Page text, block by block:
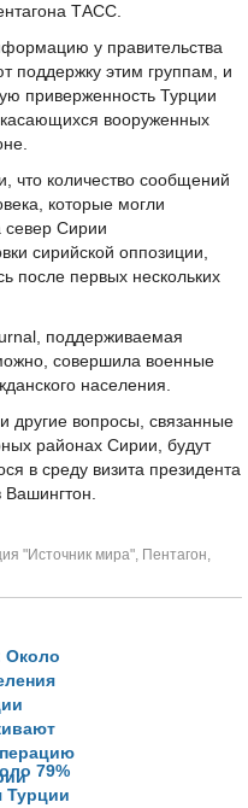
ТАСС.
у правительства
поддержку этим группам, и
приверженность Турции
вооруженных
что количество сообщений
которые могли
север Сирии
сирийской оппозиции,
после первых нескольких
поддерживаемая
совершила военные
населения.
другие вопросы, связанные
районах Сирии, будут
в среду визита президента
Вашингтон.
"Источник мира", Пентагон,
79%
Турции